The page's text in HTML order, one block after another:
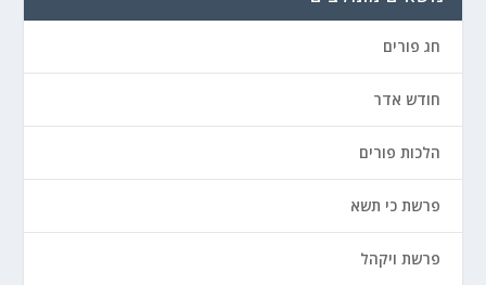
חג פורים
חודש אדר
הלכות פורים
פרשת כי תשא
פרשת ויקהל